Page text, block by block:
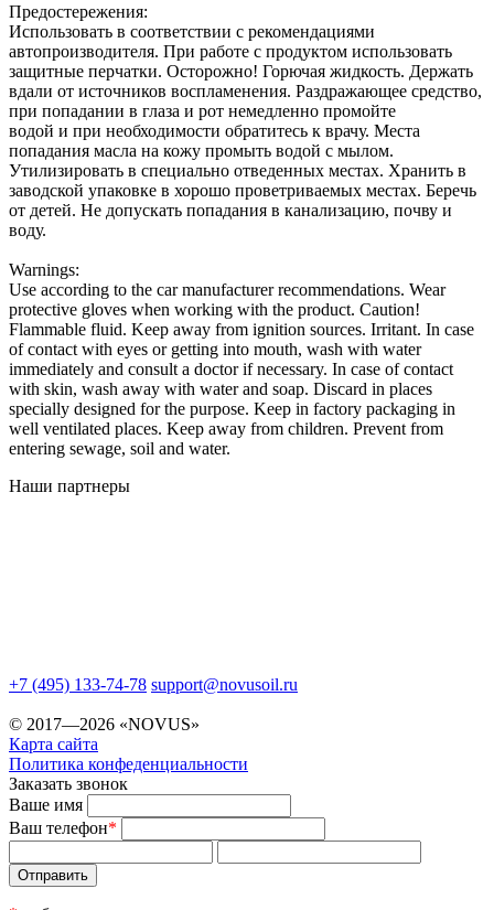
Предостережения:
Использовать в соответствии с рекомендациями
автопроизводителя. При работе с продуктом использовать
защитные перчатки. Осторожно! Горючая жидкость. Держать
вдали от источников воспламенения. Раздражающее средство,
при попадании в глаза и рот немедленно промойте
водой и при необходимости обратитесь к врачу. Места
попадания масла на кожу промыть водой с мылом.
Утилизировать в специально отведенных местах. Хранить в
заводской упаковке в хорошо проветриваемых местах. Беречь
от детей. Не допускать попадания в канализацию, почву и
воду.
Warnings:
Use according to the car manufacturer recommendations. Wear
protective gloves when working with the product. Caution!
Flammable fluid. Keep away from ignition sources. Irritant. In case
of contact with eyes or getting into mouth, wash with water
immediately and consult a doctor if necessary. In case of contact
with skin, wash away with water and soap. Discard in places
specially designed for the purpose. Keep in factory packaging in
well ventilated places. Keep away from children. Prevent from
entering sewage, soil and water.
Наши партнеры
+7 (495) 133-74-78 support@novusoil.ru
© 2017—2026 «NOVUS»
Карта сайта
Политика конфеденциальности
Заказать звонок
Ваше имя
Ваш телефон*